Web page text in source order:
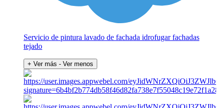
Servicio de pintura lavado de fachada idrofugar fachadas
tejado
+ Ver más - Ver menos